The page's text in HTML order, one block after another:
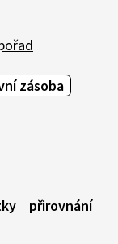
zásoba
přirovnání